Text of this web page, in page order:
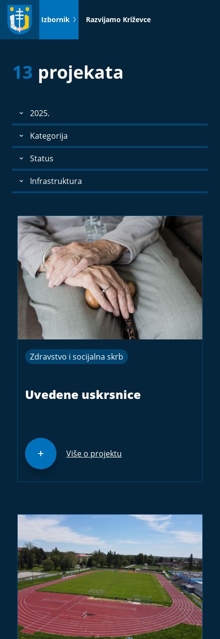
Idi
sadržaj
Izbornik Razvijamo Križevce
13 projekata
2025.
Kategorija
Status
Infrastruktura
Zdravstvo i socijalna skrb
Uvedene uskrsnice
Više o projektu